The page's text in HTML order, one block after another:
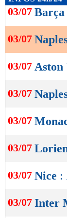
de
OK
03/07 Barça
03/07
03/07
03/07
03/07
03/07
03/07 Nice :
03/07 Inter